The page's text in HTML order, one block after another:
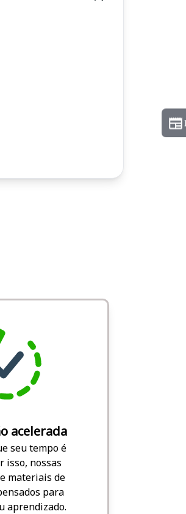
acelerada
seu tempo é
isso, nossas
materiais de
para
aprendizado.